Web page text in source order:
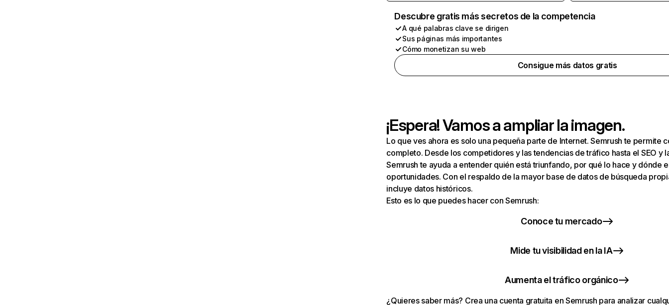
Descubre gratis más secretos de la competencia
A qué palabras clave se dirigen
Sus páginas más importantes
Cómo monetizan su web
Consigue más datos gratis
¡Espera! Vamos a ampliar la imagen.
Lo que ves ahora es solo una pequeña parte de Internet. Semrush te permite
completo. Desde los competidores y las tendencias de tráfico hasta el SEO y
Semrush te ayuda a entender quién está triunfando, por qué lo hace y dónde
oportunidades. Con el respaldo de la mayor base de datos de búsqueda
incluye datos históricos.
Esto es lo que puedes hacer con Semrush:
Conoce tu mercado
Mide tu visibilidad en la IA
Aumenta el tráfico orgánico
¿Quieres saber más? Crea una cuenta gratuita en Semrush para analizar